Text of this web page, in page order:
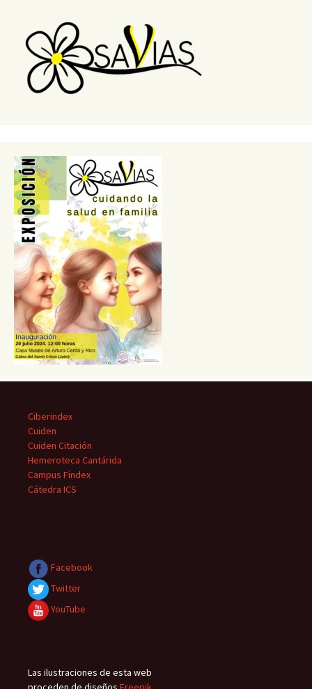
Ciberindex
Cuiden
Cuiden Citación
Hemeroteca Cantárida
Campus Findex
Cátedra ICS
Facebook
Twitter
YouTube
Las ilustraciones de esta web